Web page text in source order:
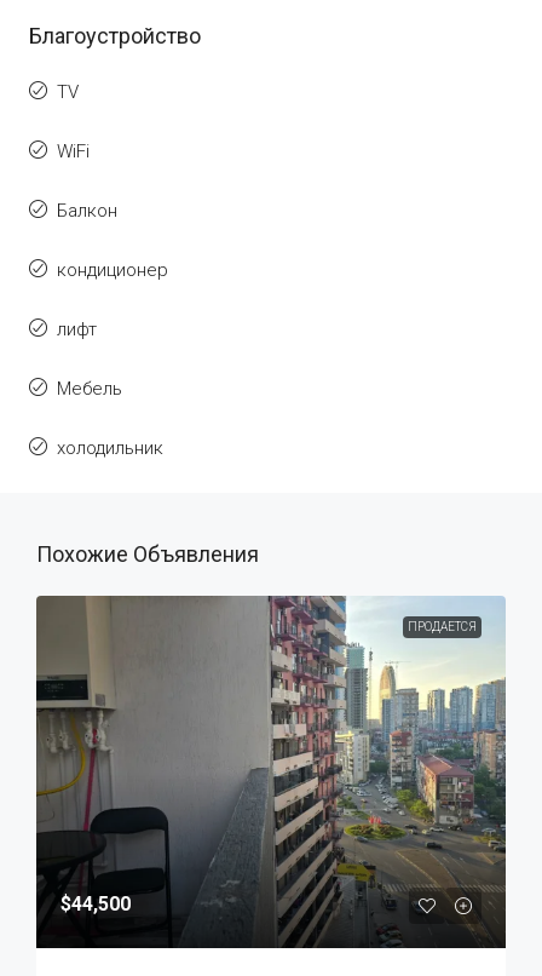
Благоустройство
TV
WiFi
Балкон
кондиционер
лифт
Мебель
холодильник
Похожие Объявления
ПРОДАЕТСЯ
$44,500